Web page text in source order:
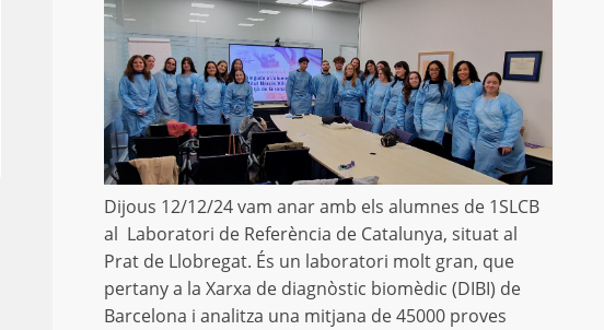
Dijous 12/12/24 vam anar amb els alumnes de 1SLCB
al Laboratori de Referència de Catalunya, situat al
Prat de Llobregat. És un laboratori molt gran, que
pertany a la Xarxa de diagnòstic biomèdic (DIBI) de
Barcelona i analitza una mitjana de 45000 proves